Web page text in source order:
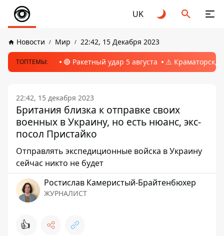
UK
Новости Мир 22:42, 15 Декабря 2023
ТОПТЕМЫ: 🔴 Ракетный удар 5 августа ⚠️ Краматорск,
22:42, 15 декабря 2023
Британия близка к отправке своих
военных в Украину, но есть нюанс, экс-
посол Пристайко
Отправлять экспедиционные войска в Украину
сейчас никто не будет
Ростислав Камеристый-Брайтенбюхер
ЖУРНАЛИСТ
👍